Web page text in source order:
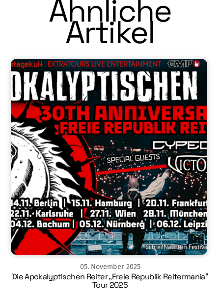
Ähnliche
Artikel
05. November 2025
Die Apokalyptischen Reiter „Freie Republik Reitermania“
Tour 2025